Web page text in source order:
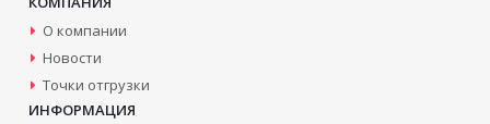
О компании
Новости
Точки отгрузки
ИНФОРМАЦИЯ